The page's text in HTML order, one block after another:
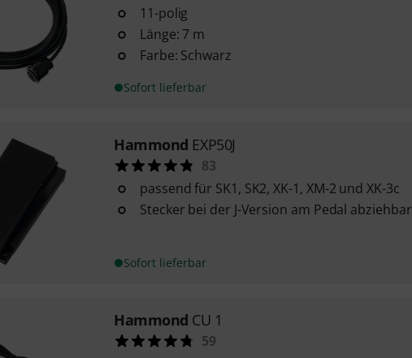
11-polig
Länge: 7 m
Farbe: Schwarz
Sofort lieferbar
Hammond EXP50J
83
passend für SK1, SK2, XK-1, XM-2 und XK-3c
Stecker bei der J-Version am Pedal abziehbar
Sofort lieferbar
Hammond CU 1
59